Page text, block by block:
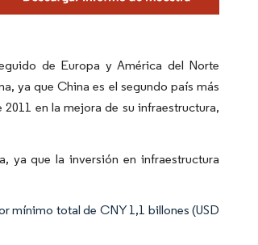
de Europa y América del Norte
ya que China es el segundo país más
en la mejora de su infraestructura,
ya que la inversión en infraestructura
mínimo total de CNY 1,1 billones (USD